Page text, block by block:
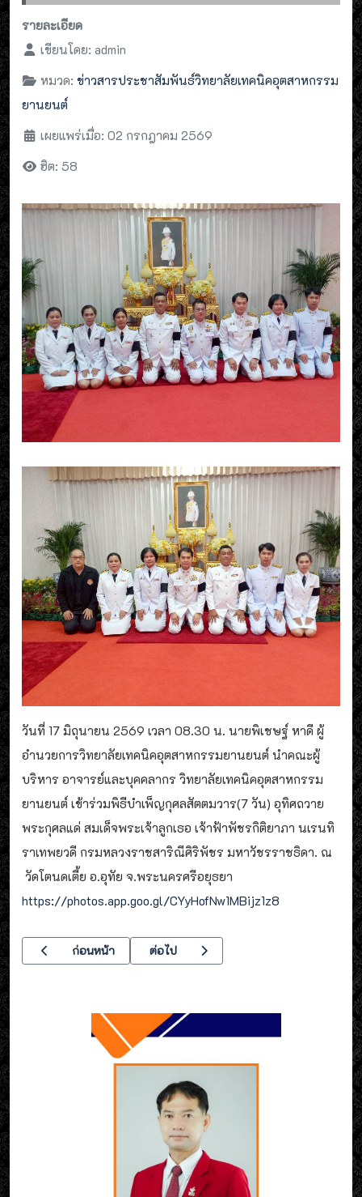
รายละเอียด
เขียนโดย: admin
หมวด: ข่าวสารประชาสัมพันธ์วิทยาลัยเทคนิคอุตสาหกรรม
ยานยนต์
เผยแพร่เมื่อ: 02 กรกฎาคม 2569
ฮิต: 58
วันที่ 17 มิถุนายน 2569 เวลา 08.30 น. นายพิเชษฐ์ หาดี ผู้
อำนวยการวิทยาลัยเทคนิคอุตสาหกรรมยานยนต์ นำคณะผู้
บริหาร อาจารย์และบุคคลากร วิทยาลัยเทคนิคอุตสาหกรรม
ยานยนต์ เข้าร่วมพิธีบำเพ็ญกุศลสัตตมวาร(7 วัน) อุทิศถวาย
พระกุศลแด่ สมเด็จพระเจ้าลูกเธอ เจ้าฟ้าพัชรกิติยาภา นเรนทิ
ราเทพยวดี กรมหลวงราชสาริณีศิริพัชร มหาวัชรราชธิดา. ณ
วัดโตนดเตี้ย อ.อุทัย จ.พระนครศรีอยุธยา
https://photos.app.goo.gl/CYyHofNw1MBijz1z8
เนื้อหาก่อนหน้า: โครงการส่งเสริมคุณธรรม จริยธรรม และธรรมาภิ
ก่อนหน้า เนื้อหาถัดไป: อาชีวะอาสา พี่ช่วยน้อง วิทยาลั
ต่อไป